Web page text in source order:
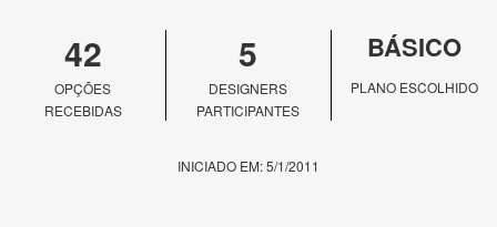
42
OPÇÕES
RECEBIDAS
5
DESIGNERS
PARTICIPANTES
BÁSICO
PLANO ESCOLHIDO
INICIADO EM: 5/1/2011